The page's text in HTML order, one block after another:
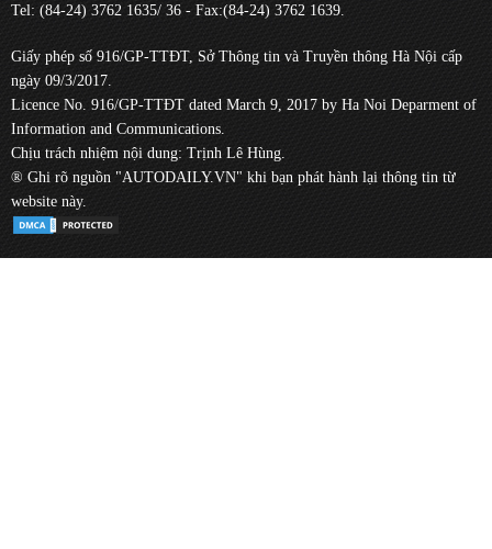
Tel: (84-24) 3762 1635/ 36 - Fax:(84-24) 3762 1639.
Giấy phép số 916/GP-TTĐT, Sở Thông tin và Truyền thông Hà Nội cấp
ngày 09/3/2017.
Licence No. 916/GP-TTĐT dated March 9, 2017 by Ha Noi Deparment of
Information and Communications.
Chịu trách nhiệm nội dung: Trịnh Lê Hùng.
® Ghi rõ nguồn "AUTODAILY.VN" khi bạn phát hành lại thông tin từ
website này.